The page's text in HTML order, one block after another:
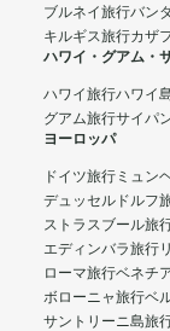
ブルネイ旅行バン
キルギス旅行カザ
ハワイ・グアム・
ハワイ旅行ハワイ
グアム旅行サイパ
ヨーロッパ
ドイツ旅行 ミュン
デュッセルドルフ
ストラスブール旅
エディンバラ旅行
ローマ旅行ベネチ
ボローニャ旅行ベ
サントリーニ島旅